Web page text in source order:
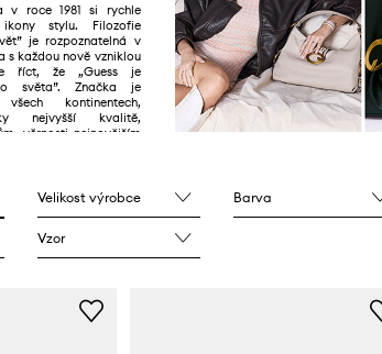
v roce 1981 si rychle
stylu. Filozofie
je rozpoznatelná v
s každou nově vzniklou
říct, že „Guess je
světa”. Značka je
kontinentech,
nejvyšší kvalitě,
věrnosti nejnovějším
Velikost výrobce Barva
Vzor